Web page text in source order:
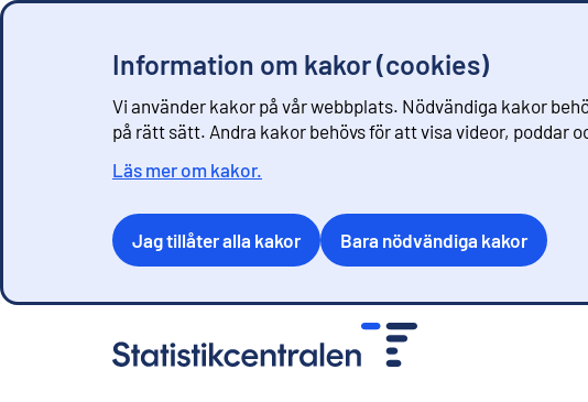
Information om kakor (cookies)
Vi använder kakor på vår webbplats. Nödvändiga kakor
på rätt sätt. Andra kakor behövs för att visa videor, poddar
Läs mer om kakor.
Jag tillåter alla kakor Bara nödvändiga kakor